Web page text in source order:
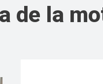
de la